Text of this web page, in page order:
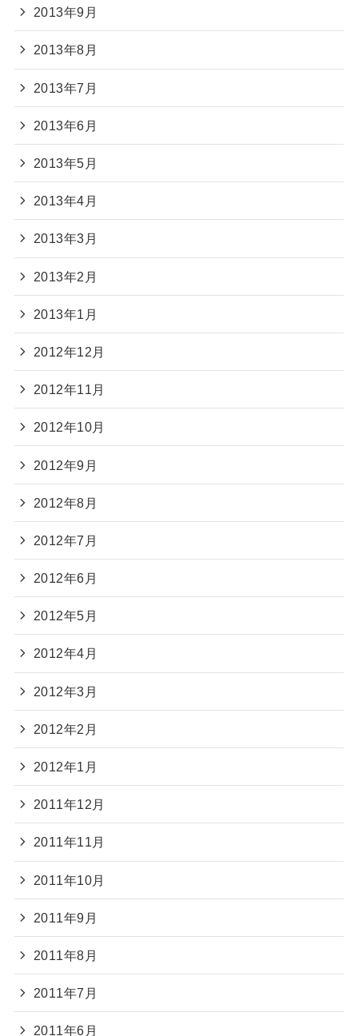
2013年9月
2013年8月
2013年7月
2013年6月
2013年5月
2013年4月
2013年3月
2013年2月
2013年1月
2012年12月
2012年11月
2012年10月
2012年9月
2012年8月
2012年7月
2012年6月
2012年5月
2012年4月
2012年3月
2012年2月
2012年1月
2011年12月
2011年11月
2011年10月
2011年9月
2011年8月
2011年7月
2011年6月